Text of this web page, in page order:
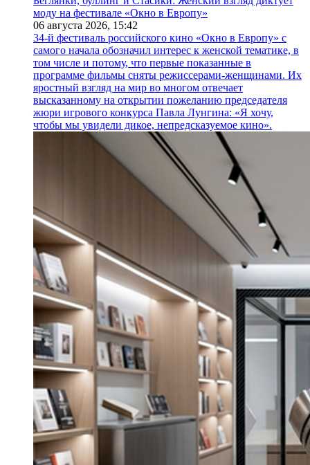
моду на фестивале «Окно в Европу»
06 августа 2026, 15:42
34-й фестиваль российского кино «Окно в Европу» с
самого начала обозначил интерес к женской тематике, в
том числе и потому, что первые показанные в
программе фильмы сняты режиссерами-женщинами. Их
яростный взгляд на мир во многом отвечает
высказанному на открытии пожеланию председателя
жюри игрового конкурса Павла Лунгина: «Я хочу,
чтобы мы увидели дикое, непредсказуемое кино».